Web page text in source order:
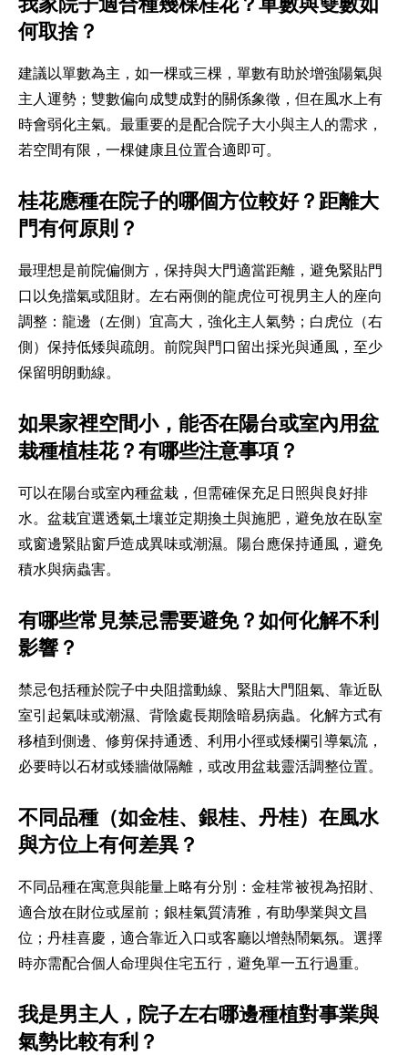
何取捨？
建議以單數為主，如一棵或三棵，單數有助於增強陽氣與
主人運勢；雙數偏向成雙成對的關係象徵，但在風水上有
時會弱化主氣。最重要的是配合院子大小與主人的需求，
若空間有限，一棵健康且位置合適即可。
桂花應種在院子的哪個方位較好？距離大
門有何原則？
最理想是前院偏側方，保持與大門適當距離，避免緊貼門
口以免擋氣或阻財。左右兩側的龍虎位可視男主人的座向
調整：龍邊（左側）宜高大，強化主人氣勢；白虎位（右
側）保持低矮與疏朗。前院與門口留出採光與通風，至少
保留明朗動線。
如果家裡空間小，能否在陽台或室內用盆
栽種植桂花？有哪些注意事項？
可以在陽台或室內種盆栽，但需確保充足日照與良好排
水。盆栽宜選透氣土壤並定期換土與施肥，避免放在臥室
或窗邊緊貼窗戶造成異味或潮濕。陽台應保持通風，避免
積水與病蟲害。
有哪些常見禁忌需要避免？如何化解不利
影響？
禁忌包括種於院子中央阻擋動線、緊貼大門阻氣、靠近臥
室引起氣味或潮濕、背陰處長期陰暗易病蟲。化解方式有
移植到側邊、修剪保持通透、利用小徑或矮欄引導氣流，
必要時以石材或矮牆做隔離，或改用盆栽靈活調整位置。
不同品種（如金桂、銀桂、丹桂）在風水
與方位上有何差異？
不同品種在寓意與能量上略有分別：金桂常被視為招財、
適合放在財位或屋前；銀桂氣質清雅，有助學業與文昌
位；丹桂喜慶，適合靠近入口或客廳以增熱鬧氣氛。選擇
時亦需配合個人命理與住宅五行，避免單一五行過重。
我是男主人，院子左右哪邊種植對事業與
氣勢比較有利？